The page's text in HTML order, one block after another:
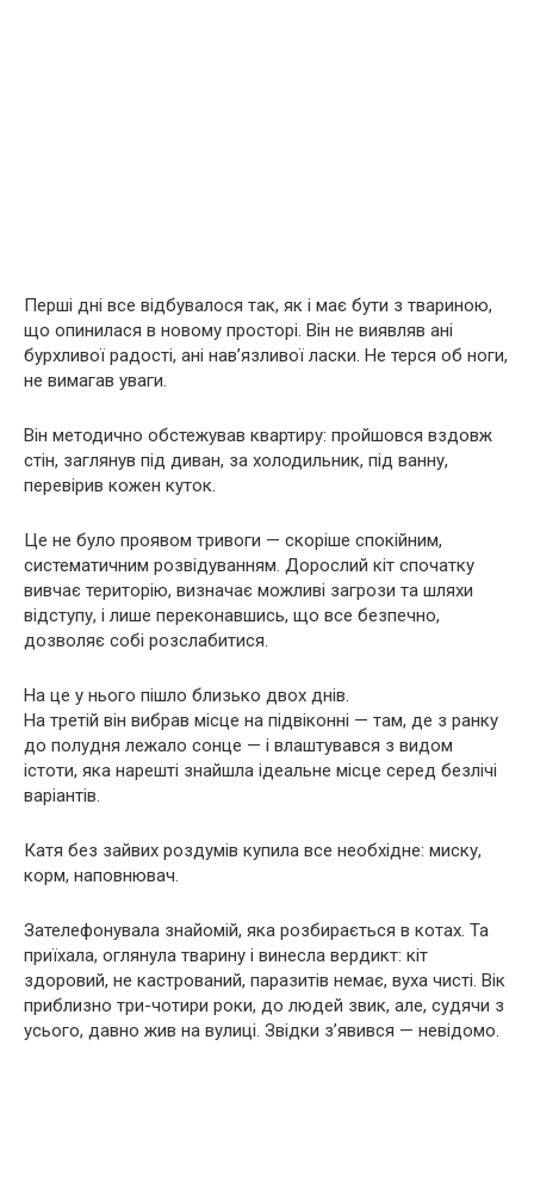
Перші дні все відбувалося так, як і має бути з твариною,
що опинилася в новому просторі. Він не виявляв ані
бурхливої радості, ані нав’язливої ласки. Не терся об ноги,
не вимагав уваги.
Він методично обстежував квартиру: пройшовся вздовж
стін, заглянув під диван, за холодильник, під ванну,
перевірив кожен куток.
Це не було проявом тривоги — скоріше спокійним,
систематичним розвідуванням. Дорослий кіт спочатку
вивчає територію, визначає можливі загрози та шляхи
відступу, і лише переконавшись, що все безпечно,
дозволяє собі розслабитися.
На це у нього пішло близько двох днів.
На третій він вибрав місце на підвіконні — там, де з ранку
до полудня лежало сонце — і влаштувався з видом
істоти, яка нарешті знайшла ідеальне місце серед безлічі
варіантів.
Катя без зайвих роздумів купила все необхідне: миску,
корм, наповнювач.
Зателефонувала знайомій, яка розбирається в котах. Та
приїхала, оглянула тварину і винесла вердикт: кіт
здоровий, не кастрований, паразитів немає, вуха чисті. Вік
приблизно три-чотири роки, до людей звик, але, судячи з
усього, давно жив на вулиці. Звідки з’явився — невідомо.